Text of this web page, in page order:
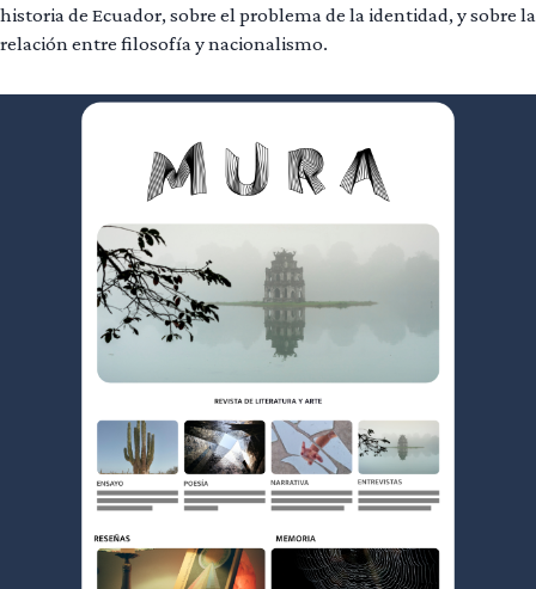
historia de Ecuador, sobre el problema de la identidad, y sobre la
relación entre filosofía y nacionalismo.